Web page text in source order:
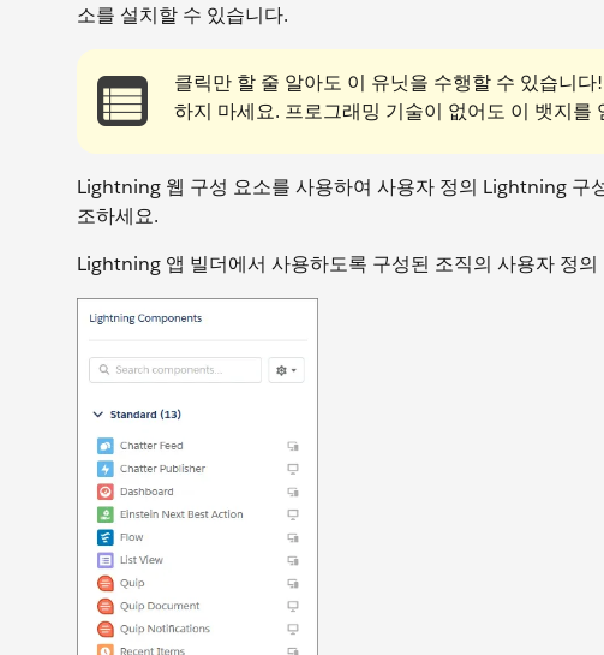
소를 설치할 수 있습니다.
클릭만 할 줄 알아도 이 유닛을 수행할 수 있습니
하지 마세요. 프로그래밍 기술이 없어도 이 뱃지를
Lightning 웹 구성 요소를 사용하여 사용자 정의 Lightning 구
조하세요.
Lightning 앱 빌더에서 사용하도록 구성된 조직의 사용자 정